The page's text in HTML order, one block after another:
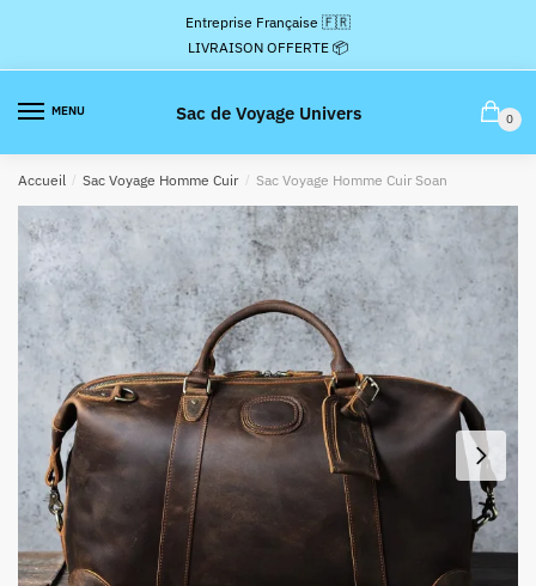
la
navigation
contenu
Entreprise Française 🇫🇷
LIVRAISON OFFERTE 📦
MENU Sac de Voyage Univers 0
Accueil / Sac Voyage Homme Cuir / Sac Voyage Homme Cuir Soan